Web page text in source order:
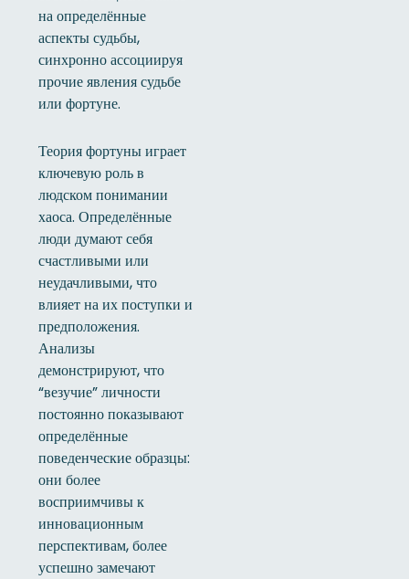
на определённые
аспекты судьбы,
синхронно ассоциируя
прочие явления судьбе
или фортуне.
Теория фортуны играет
ключевую роль в
людском понимании
хаоса. Определённые
люди думают себя
счастливыми или
неудачливыми, что
влияет на их поступки и
предположения.
Анализы
демонстрируют, что
“везучие” личности
постоянно показывают
определённые
поведенческие образцы:
они более
восприимчивы к
инновационным
перспективам, более
успешно замечают